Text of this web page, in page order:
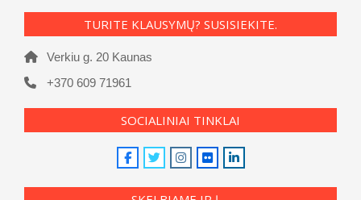
TURITE KLAUSYMŲ? SUSISIEKITE.
Verkiu g. 20 Kaunas
+370 609 71961
SOCIALINIAI TINKLAI